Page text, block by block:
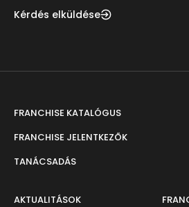
Kérdés elküldése
FRANCHISE KATALÓGUS
FRANCHISE JELENTKEZŐK
TANÁCSADÁS
AKTUALITÁSOK